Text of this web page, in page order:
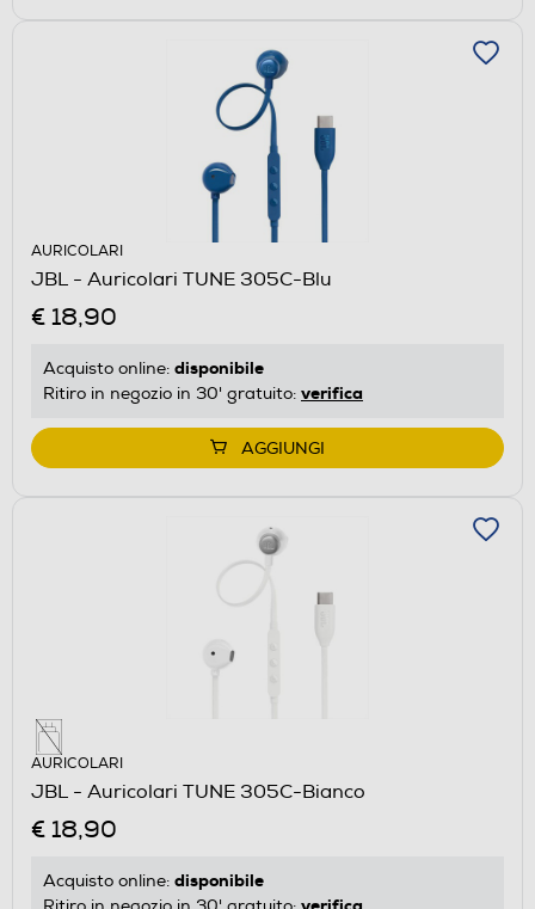
AURICOLARI
JBL - Auricolari TUNE 305C-Blu
€ 18,90
Acquisto online: disponibile
Ritiro in negozio in 30' gratuito: verifica
AGGIUNGI
AURICOLARI
JBL - Auricolari TUNE 305C-Bianco
€ 18,90
Acquisto online: disponibile